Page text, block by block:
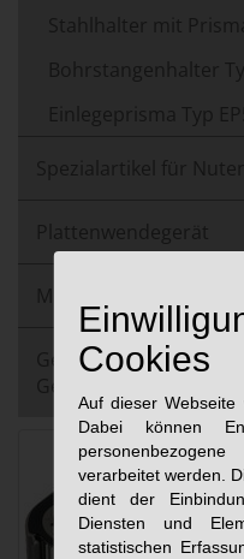
Gebrauchtmaschinen
Cookies
Auf dieser Webseite
Dabei können
verarbeitet werden.
dient der
Diensten und
statistischen